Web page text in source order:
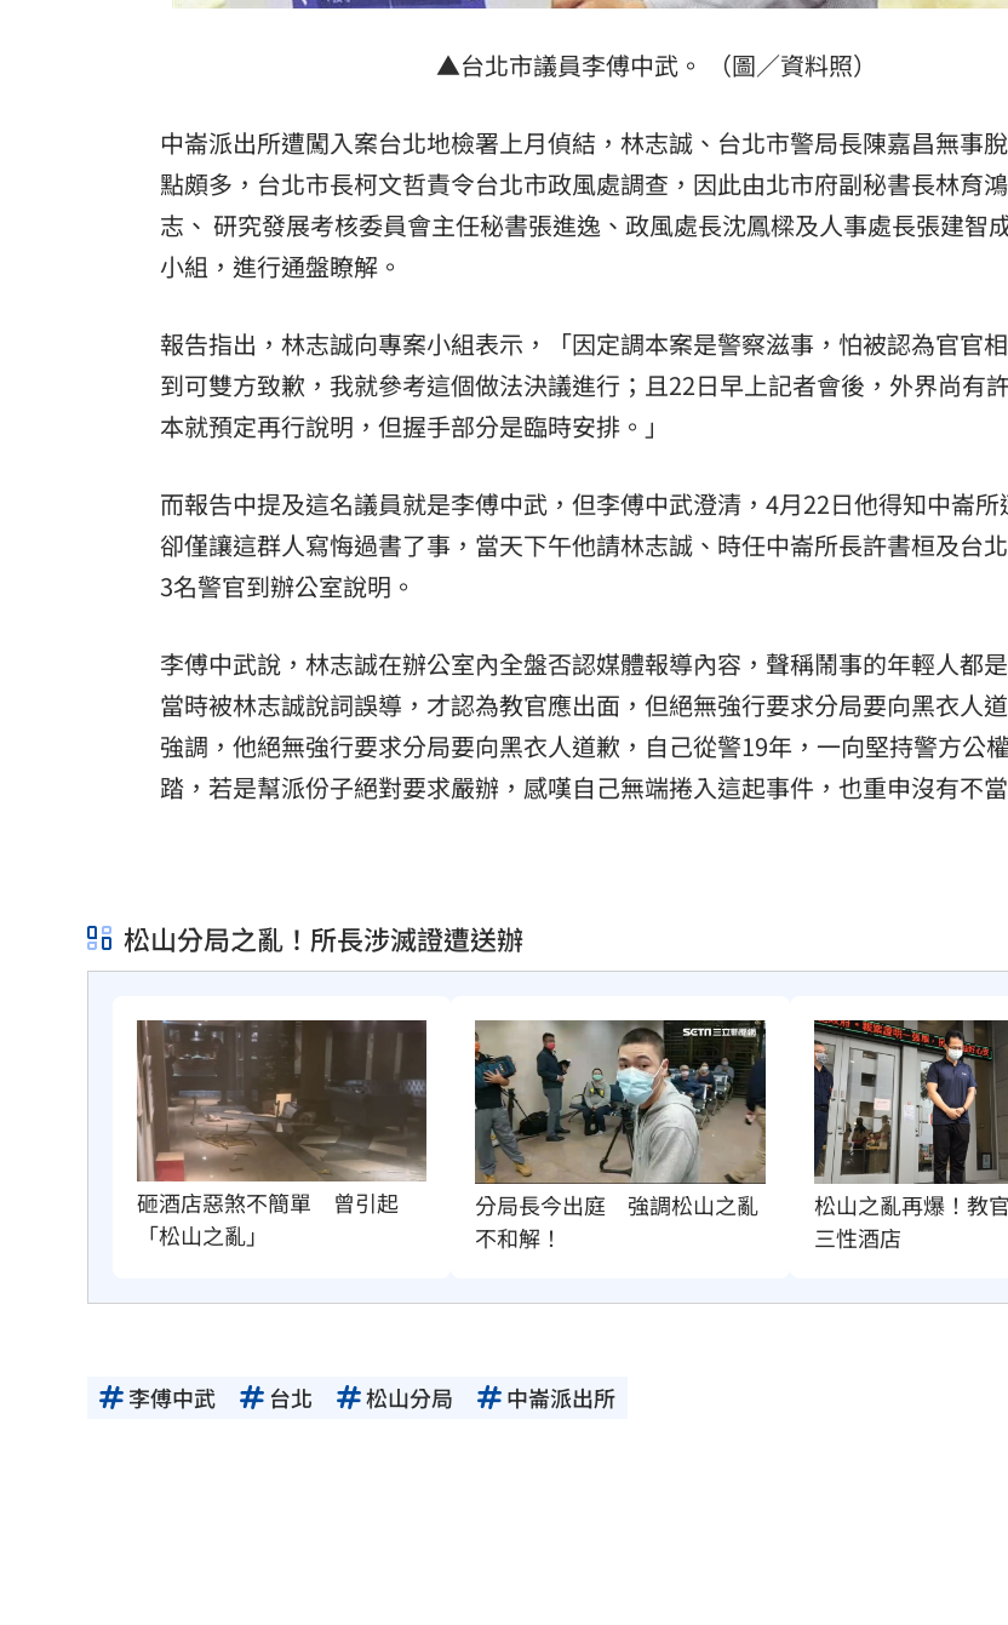
▲台北市議員李傅中武。 （圖／資料照）
中崙派出所遭闖入案台北地檢署上月偵結，林志誠、台北市警局長陳嘉昌無事
點頗多，台北市長柯文哲責令台北市政風處調查，因此由北市府副秘書長林育
志、 研究發展考核委員會主任秘書張進逸、政風處長沈鳳樑及人事處長張建智
小組，進行通盤瞭解。
報告指出，林志誠向專案小組表示，「因定調本案是警察滋事，怕被認為官官
到可雙方致歉，我就參考這個做法決議進行；且22日早上記者會後，外界尚有
本就預定再行說明，但握手部分是臨時安排。」
而報告中提及這名議員就是李傅中武，但李傅中武澄清，4月22日他得知中崙
卻僅讓這群人寫悔過書了事，當天下午他請林志誠、時任中崙所長許書桓及台
3名警官到辦公室說明。
李傅中武說，林志誠在辦公室內全盤否認媒體報導內容，聲稱鬧事的年輕人都
當時被林志誠說詞誤導，才認為教官應出面，但絕無強行要求分局要向黑衣人
強調，他絕無強行要求分局要向黑衣人道歉，自己從警19年，一向堅持警方公
踏，若是幫派份子絕對要求嚴辦，感嘆自己無端捲入這起事件，也重申沒有不當
松山分局之亂！所長涉滅證遭送辦
砸酒店惡煞不簡單　曾引起
「松山之亂」
分局長今出庭　強調松山之亂
不和解！
松山之亂再爆！教
三性酒店
李傅中武 台北 松山分局 中崙派出所